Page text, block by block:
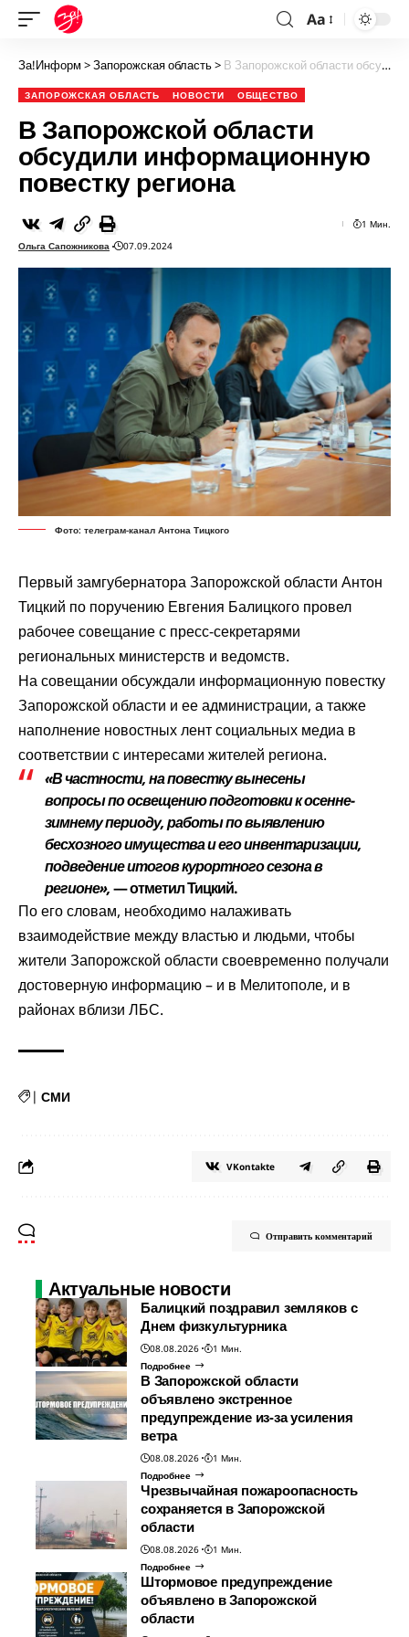
Aa
За!Информ >Запорожская область> В Запорожской области обсудили информационную повестку региона
ЗАПОРОЖСКАЯ ОБЛАСТЬ НОВОСТИ ОБЩЕСТВО
В Запорожской области
обсудили информационную
повестку региона
Ольга Сапожникова 07.09.2024
1 Мин.
Фото: телеграм-канал Антона Тицкого
Первый замгубернатора Запорожской области Антон
Тицкий по поручению Евгения Балицкого провел
рабочее совещание с пресс-секретарями
региональных министерств и ведомств.
На совещании обсуждали информационную повестку
Запорожской области и ее администрации, а также
наполнение новостных лент социальных медиа в
соответствии с интересами жителей региона.
«В частности, на повестку вынесены
вопросы по освещению подготовки к осенне-
зимнему периоду, работы по выявлению
бесхозного имущества и его инвентаризации,
подведение итогов курортного сезона в
регионе»,— отметил Тицкий.
По его словам, необходимо налаживать
взаимодействие между властью и людьми, чтобы
жители Запорожской области своевременно получали
достоверную информацию – и в Мелитополе, и в
районах вблизи ЛБС.
| СМИ
VKontakte
Отправить комментарий
Актуальные новости
Балицкий поздравил земляков с
Днем физкультурника
08.08.2026
1 Мин.
Подробнее
В Запорожской области
объявлено экстренное
предупреждение из-за усиления
ветра
08.08.2026
1 Мин.
Подробнее
Чрезвычайная пожароопасность
сохраняется в Запорожской
области
08.08.2026
1 Мин.
Подробнее
Штормовое предупреждение
объявлено в Запорожской
области